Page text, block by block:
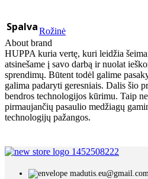
SpalvaRožinė
About brand
HUPPA kuria vertę, kuri leidžia
atsinešame į savo darbą ir nuolat
sprendimų. Būtent todėl galime
galima padaryti geresniais. Dalis šio
bendros technologijos kūrimu. Taip
pirmaujančių pasaulio medžiagų
technologijų pažangos.